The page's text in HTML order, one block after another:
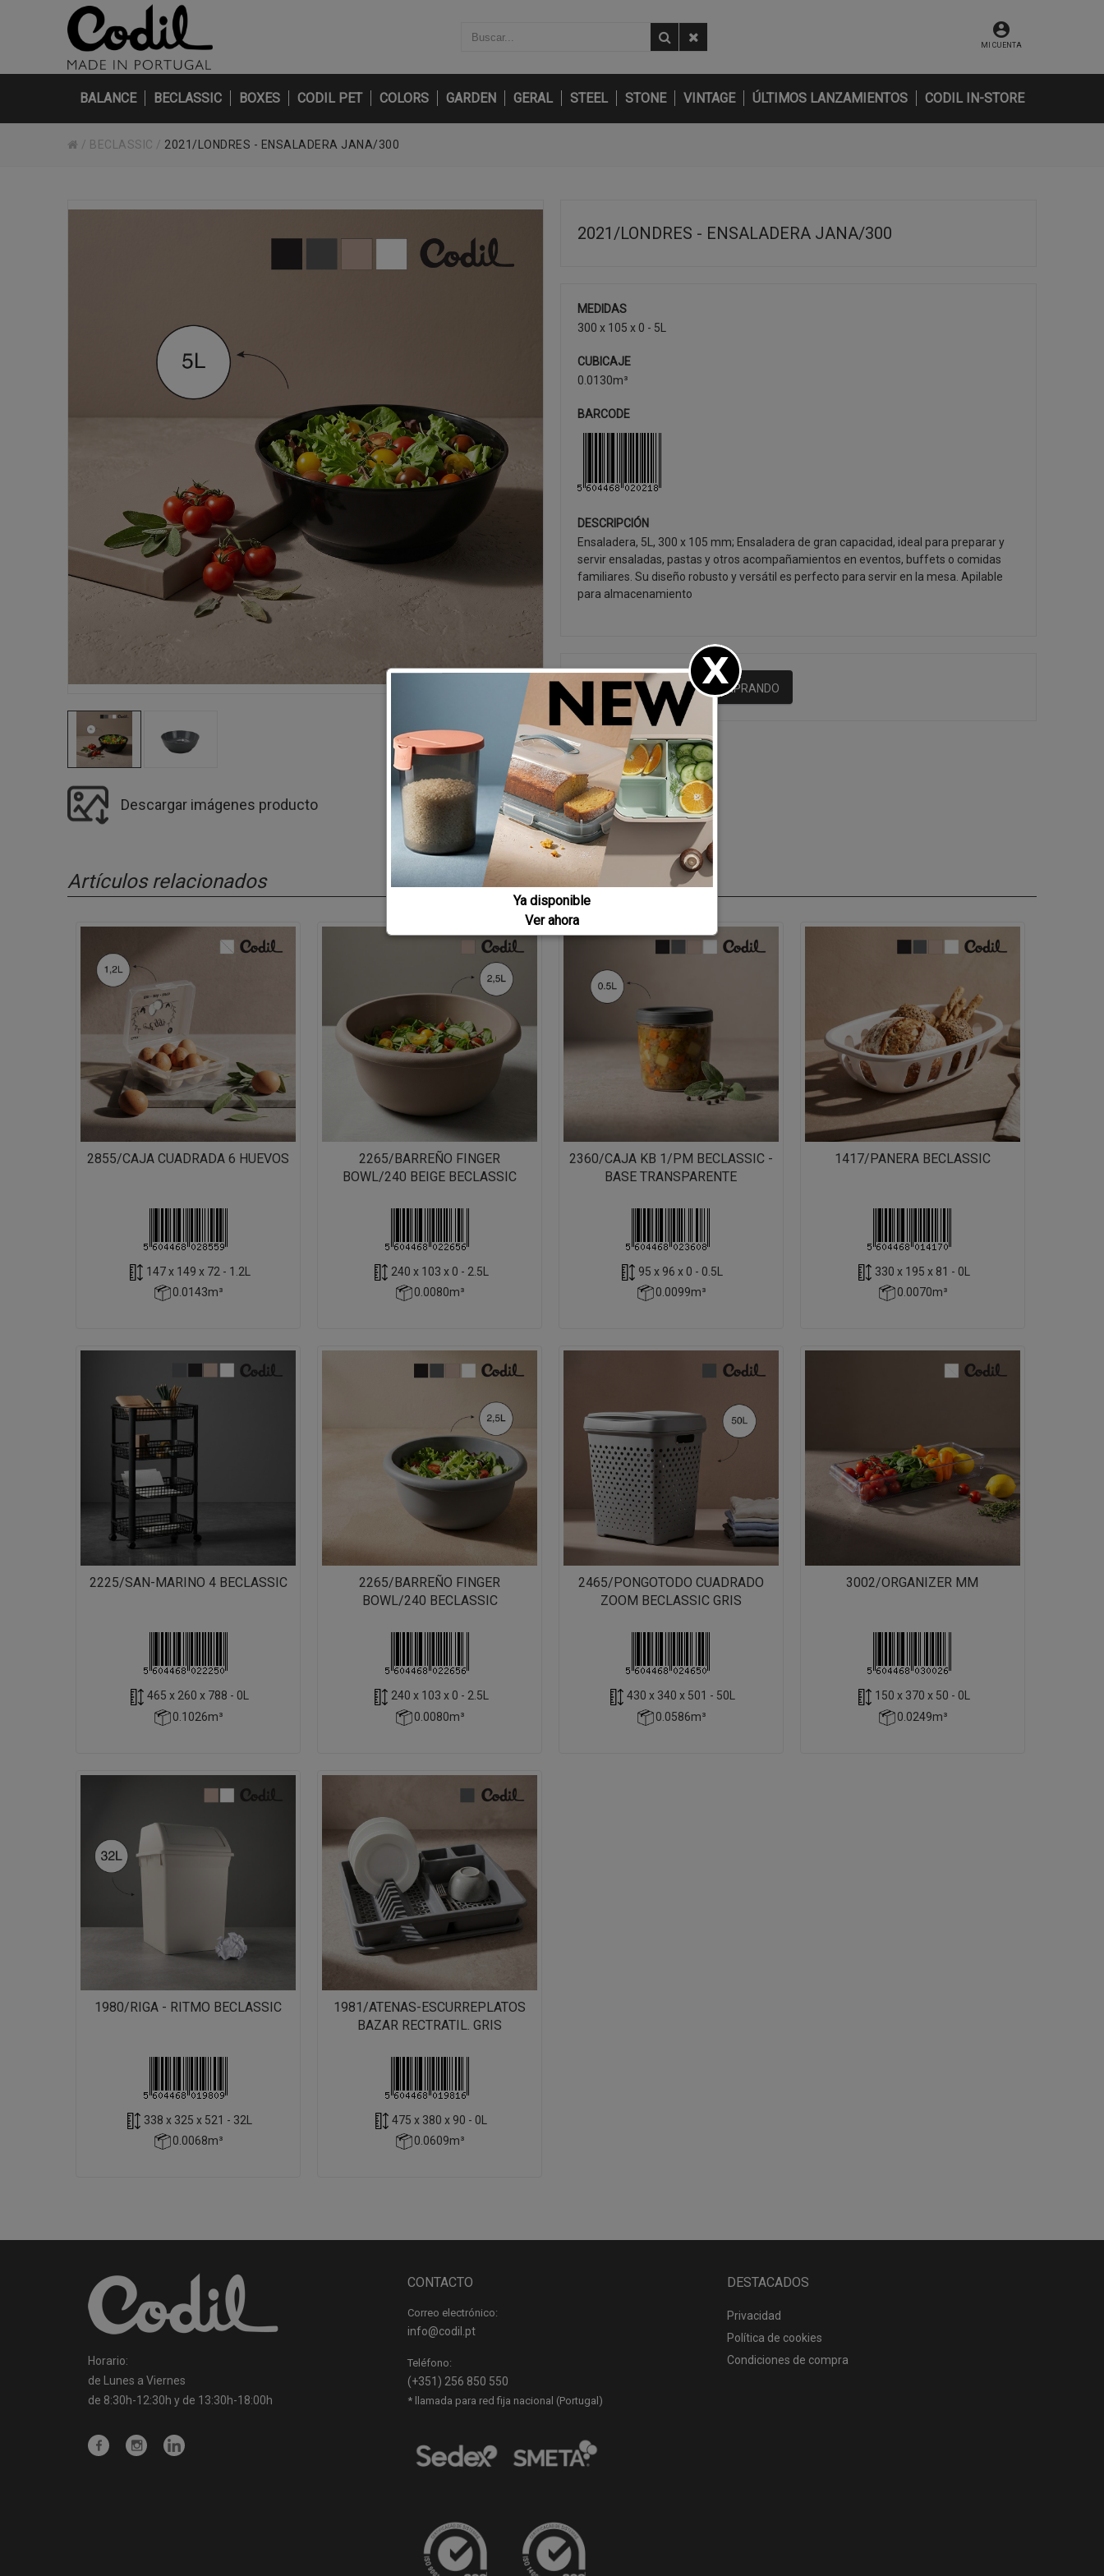
MI CUENTA
BALANCE BECLASSIC BOXES CODIL PET COLORS GARDEN GERAL STEEL STONE VINTAGE ÚLTIMOS LANZAMIENTOS CODIL IN-STORE
/ BECLASSIC / 2021/LONDRES - ENSALADERA JANA/300
Descargar imágenes producto
2021/LONDRES - ENSALADERA JANA/300
MEDIDAS
300 x 105 x 0 - 5L
CUBICAJE
0.0130m³
BARCODE
DESCRIPCIÓN
Ensaladera, 5L, 300 x 105 mm; Ensaladera de gran capacidad, ideal para preparar y
servir ensaladas, pastas y otros acompañamientos en eventos, buffets o comidas
familiares. Su diseño robusto y versátil es perfecto para servir en la mesa. Apilable
para almacenamiento
SEGUIR COMPRANDO
Artículos relacionados
2855/CAJA CUADRADA 6 HUEVOS
147 x 149 x 72 - 1.2L
0.0143m³
2265/BARREÑO FINGER
BOWL/240 BEIGE BECLASSIC
240 x 103 x 0 - 2.5L
0.0080m³
2360/CAJA KB 1/PM BECLASSIC -
BASE TRANSPARENTE
95 x 96 x 0 - 0.5L
0.0099m³
1417/PANERA BECLASSIC
330 x 195 x 81 - 0L
0.0070m³
2225/SAN-MARINO 4 BECLASSIC
465 x 260 x 788 - 0L
0.1026m³
2265/BARREÑO FINGER
BOWL/240 BECLASSIC
240 x 103 x 0 - 2.5L
0.0080m³
2465/PONGOTODO CUADRADO
ZOOM BECLASSIC GRIS
430 x 340 x 501 - 50L
0.0586m³
3002/ORGANIZER MM
150 x 370 x 50 - 0L
0.0249m³
1980/RIGA - RITMO BECLASSIC
338 x 325 x 521 - 32L
0.0068m³
1981/ATENAS-ESCURREPLATOS
BAZAR RECTRATIL. GRIS
475 x 380 x 90 - 0L
0.0609m³
Horario:
de Lunes a Viernes
de 8:30h-12:30h y de 13:30h-18:00h
CONTACTO
Correo electrónico:
info@codil.pt
Teléfono:
(+351) 256 850 550
* llamada para red fija nacional (Portugal)
DESTACADOS
Privacidad
Política de cookies
Condiciones de compra
Ya disponible
Ver ahora